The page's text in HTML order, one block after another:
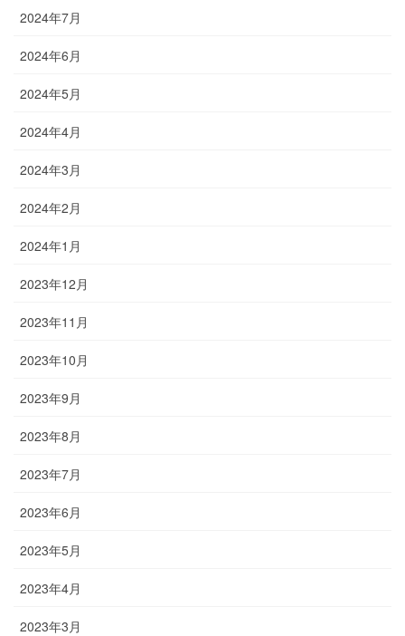
2024年7月
2024年6月
2024年5月
2024年4月
2024年3月
2024年2月
2024年1月
2023年12月
2023年11月
2023年10月
2023年9月
2023年8月
2023年7月
2023年6月
2023年5月
2023年4月
2023年3月